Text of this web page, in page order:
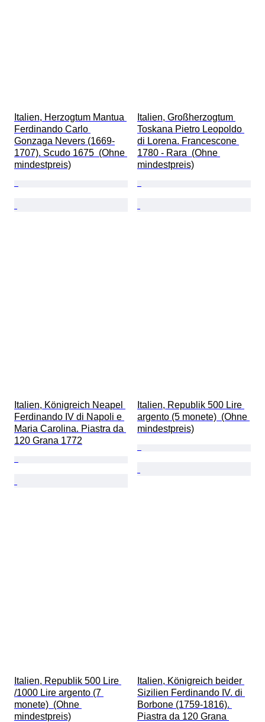
Italien, Herzogtum Mantua
Ferdinando Carlo
Gonzaga Nevers (1669-
1707). Scudo 1675  (Ohne
mindestpreis)
Italien, Großherzogtum
Toskana Pietro Leopoldo
di Lorena. Francescone
1780 - Rara  (Ohne
mindestpreis)
Italien, Königreich Neapel
Ferdinando IV di Napoli e
Maria Carolina. Piastra da
120 Grana 1772
Italien, Republik 500 Lire
argento (5 monete)  (Ohne
mindestpreis)
Italien, Republik 500 Lire
/1000 Lire argento (7
monete)  (Ohne
mindestpreis)
Italien, Königreich beider
Sizilien Ferdinando IV. di
Borbone (1759-1816).
Piastra da 120 Grana